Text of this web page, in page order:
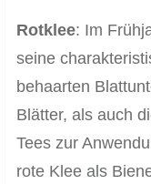
Rotklee: Im
seine
behaarten
Blätter, als auch
Tees zur
rote Klee als